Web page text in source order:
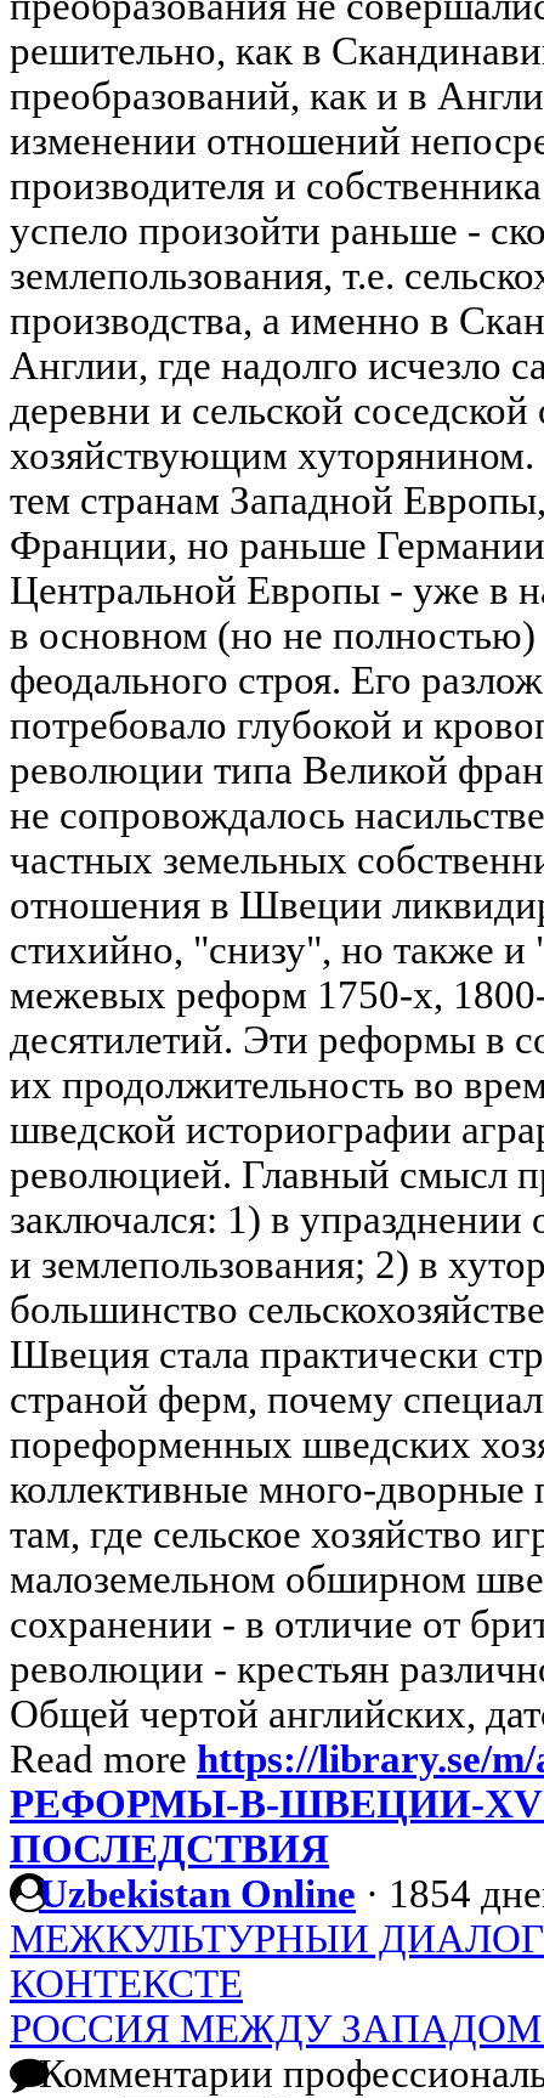
решительно, как в
преобразований, как и в
изменении отношений
производителя и
успело произойти раньше -
землепользования, т.е.
производства, а именно в
Англии, где надолго исчезло
деревни и сельской
хозяйствующим
тем странам Западной
Франции, но раньше
Центральной Европы - уже в
в основном (но не полностью)
феодального строя. Его
потребовало глубокой и
революции типа Великой
не сопровождалось
частных земельных
отношения в Швеции
стихийно, "снизу", но также и
межевых реформ 1750-х,
десятилетий. Эти реформы в
их продолжительность во
шведской историографии
революцией. Главный смысл
заключался: 1) в
и землепользования; 2) в
большинство
Швеция стала практически
страной ферм, почему
пореформенных шведских
коллективные много-дворные
там, где сельское хозяйство
малоземельном обширном
сохранении - в отличие от
революции - крестьян
Общей чертой английских,
Read more https://library.se/
РЕФОРМЫ-В-ШВЕЦИИ-
ПОСЛЕДСТВИЯ
Uzbekistan Online · 1854
МЕЖКУЛЬТУРНЫИ
КОНТЕКСТЕ
РОССИЯ МЕЖДУ
Комментарии